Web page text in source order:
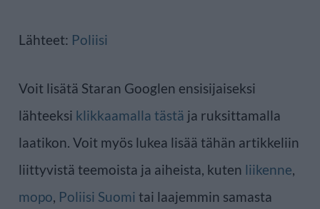
Lähteet: Poliisi
Voit lisätä Staran Googlen ensisijaiseksi
lähteeksi klikkaamalla tästä ja ruksittamalla
laatikon. Voit myös lukea lisää tähän artikkeliin
liittyvistä teemoista ja aiheista, kuten liikenne,
mopo, Poliisi Suomi tai laajemmin samasta